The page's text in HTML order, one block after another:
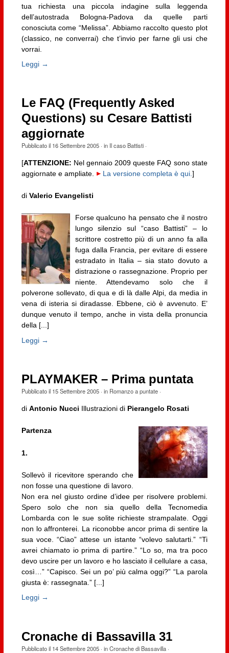
tua richiesta una piccola indagine sulla leggenda
dell’autostrada Bologna-Padova da quelle parti
conosciuta come “Melissa”. Abbiamo raccolto questo plot
(classico, ne converrai) che t’invio per farne gli usi che
vorrai.
Leggi →
Le FAQ (Frequently Asked
Questions) su Cesare Battisti
aggiornate
Pubblicato il 16 Settembre 2005· in Il caso Battisti·
[ATTENZIONE: Nel gennaio 2009 queste FAQ sono state
aggiornate e ampliate.
La versione completa è qui. ]
di Valerio Evangelisti
Forse qualcuno ha pensato che il nostro
lungo silenzio sul “caso Battisti” – lo
scrittore costretto più di un anno fa alla
fuga dalla Francia, per evitare di essere
estradato in Italia – sia stato dovuto a
distrazione o rassegnazione. Proprio per
niente. Attendevamo solo che il
polverone sollevato, di qua e di là dalle Alpi, da media in
vena di isteria si diradasse. Ebbene, ciò è avvenuto. E’
dunque venuto il tempo, anche in vista della pronuncia
della [...]
Leggi →
PLAYMAKER – Prima puntata
Pubblicato il 15 Settembre 2005· in Romanzo a puntate·
di Antonio Nucci Illustrazioni di Pierangelo Rosati
Partenza
1.
Sollevò il ricevitore sperando che
non fosse una questione di lavoro.
Non era nel giusto ordine d’idee per risolvere problemi.
Spero solo che non sia quello della Tecnomedia
Lombarda con le sue solite richieste strampalate. Oggi
non lo affronterei. La riconobbe ancor prima di sentire la
sua voce. “Ciao” attese un istante “volevo salutarti.” “Ti
avrei chiamato io prima di partire.” “Lo so, ma tra poco
devo uscire per un lavoro e ho lasciato il cellulare a casa,
così…” “Capisco. Sei un po’ più calma oggi?” “La parola
giusta è: rassegnata.” [...]
Leggi →
Cronache di Bassavilla 31
Pubblicato il 14 Settembre 2005· inCronache di Bassavilla·